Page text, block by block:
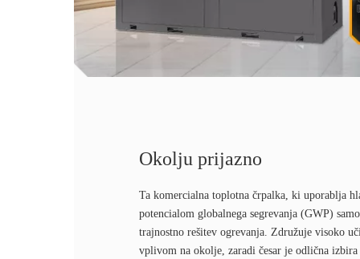
Okolju prijazno
Ta komercialna toplotna črpalka, ki uporablja
potencialom globalnega segrevanja (GWP)
trajnostno rešitev ogrevanja. Združuje visoko
vplivom na okolje, zaradi česar je odlična